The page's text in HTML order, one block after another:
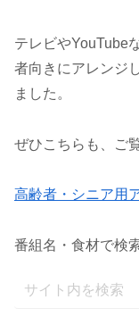
テレビやYouTube
者向きにアレンジ
ました。
ぜひこちらも、ご
高齢者・シニア用
番組名・食材で検